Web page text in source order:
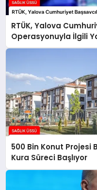
RTÜK, Yalova
Operasyonuyla İlgili
500 Bin Konut Projesi
Kura Süreci Başlıyor